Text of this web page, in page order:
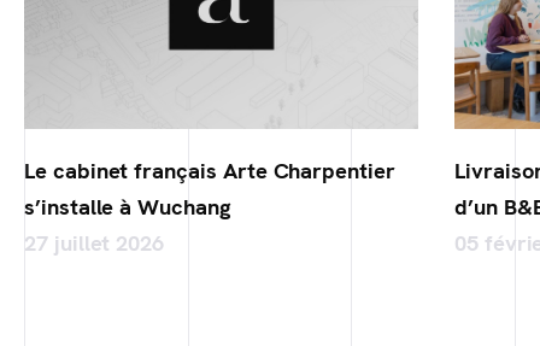
Le cabinet français Arte Charpentier
s’installe à Wuchang
27 juillet 2026
d’un
05